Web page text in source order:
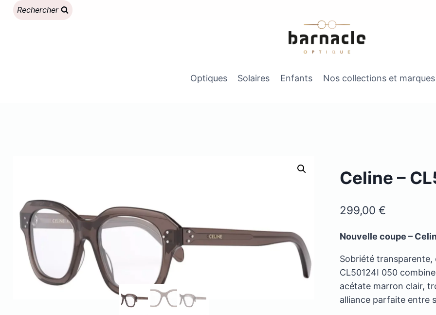
Rechercher
Optiques Solaires Enfants Nos collections et marques
Celine –
299,00 €
Nouvelle coupe –
Sobriété
CL50124I 050
acétate marron clair,
alliance parfaite entre